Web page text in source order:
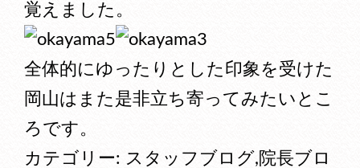
覚えました。
全体的にゆったりとした印象を受けた
岡山はまた是非立ち寄ってみたいとこ
ろです。
カテゴリー: スタッフブログ,院長ブロ